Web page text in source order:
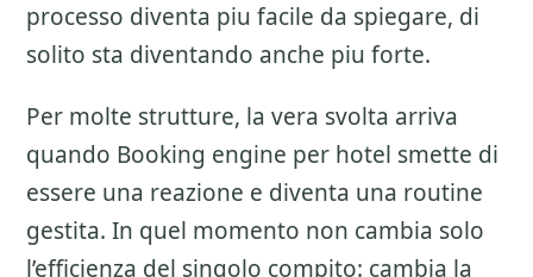
processo diventa piu facile da spiegare, di
solito sta diventando anche piu forte.
Per molte strutture, la vera svolta arriva
quando Booking engine per hotel smette di
essere una reazione e diventa una routine
gestita. In quel momento non cambia solo
l’efficienza del singolo compito: cambia la